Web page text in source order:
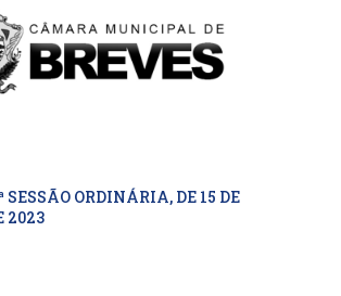
ORDINÁRIA, DE 15 DE
2023